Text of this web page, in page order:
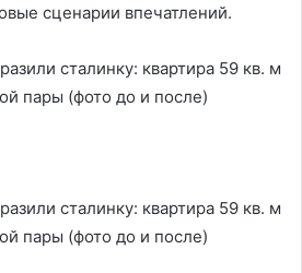
сценарии впечатлений.